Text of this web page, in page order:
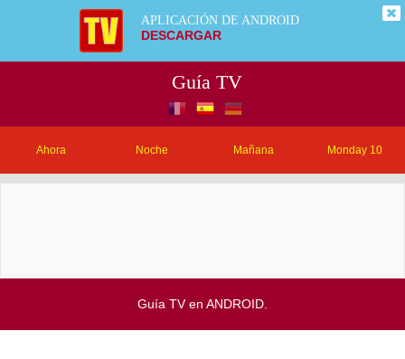
APLICACIÓN DE ANDROID
DESCARGAR
Guía TV
Ahora Noche Mañana Monday 10
Guía TV en ANDROID.